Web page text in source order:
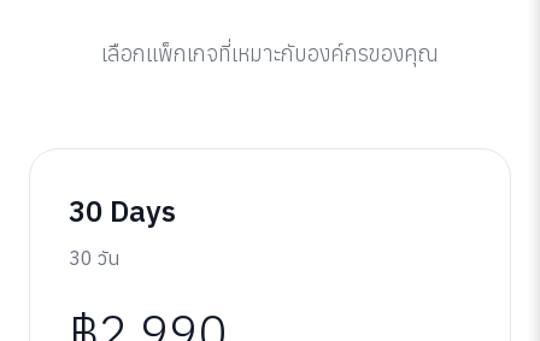
เลือกแพ็กเกจที่เหมาะกับองค์กรของคุณ
30 Days
30 วัน